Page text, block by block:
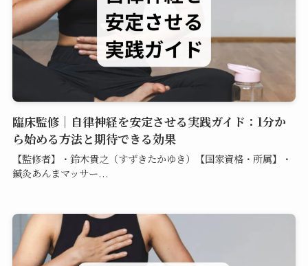
臨床監修｜自律神経を安定させる実践ガイド：1分か
ら始める方法と期待できる効果
【監修者】・鈴木貴之（すずきたかゆき）【国家資格・所属】・
鍼灸あんまマッサー...